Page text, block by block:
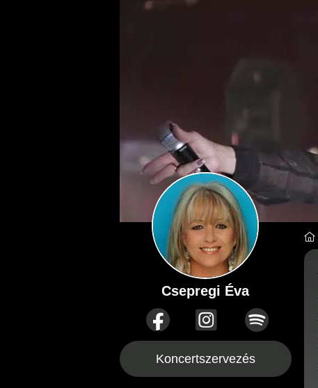
Csepregi Éva
Koncertszervezés